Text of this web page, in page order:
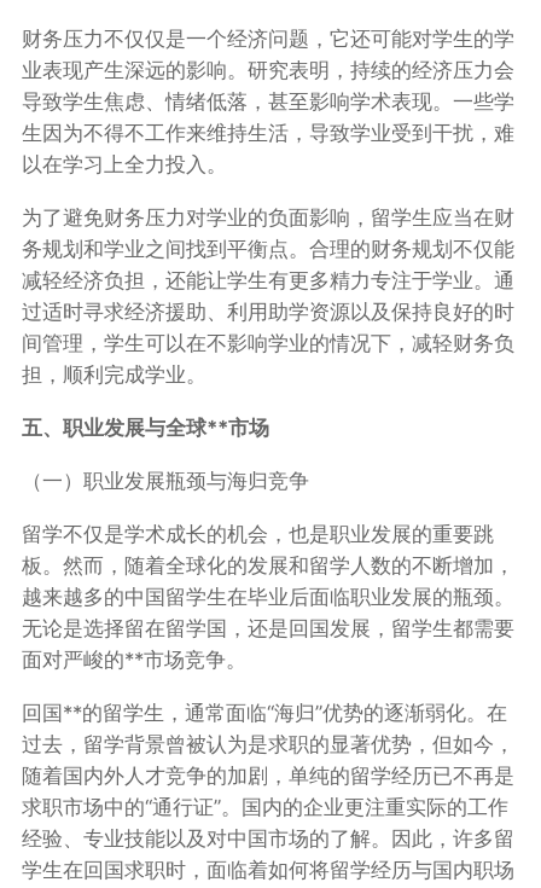
财务压力不仅仅是一个经济问题，它还可能对学生的学
业表现产生深远的影响。研究表明，持续的经济压力会
导致学生焦虑、情绪低落，甚至影响学术表现。一些学
生因为不得不工作来维持生活，导致学业受到干扰，难
以在学习上全力投入。
为了避免财务压力对学业的负面影响，留学生应当在财
务规划和学业之间找到平衡点。合理的财务规划不仅能
减轻经济负担，还能让学生有更多精力专注于学业。通
过适时寻求经济援助、利用助学资源以及保持良好的时
间管理，学生可以在不影响学业的情况下，减轻财务负
担，顺利完成学业。
五、职业发展与全球**市场
（一）职业发展瓶颈与海归竞争
留学不仅是学术成长的机会，也是职业发展的重要跳
板。然而，随着全球化的发展和留学人数的不断增加，
越来越多的中国留学生在毕业后面临职业发展的瓶颈。
无论是选择留在留学国，还是回国发展，留学生都需要
面对严峻的**市场竞争。
回国**的留学生，通常面临“海归”优势的逐渐弱化。在
过去，留学背景曾被认为是求职的显著优势，但如今，
随着国内外人才竞争的加剧，单纯的留学经历已不再是
求职市场中的“通行证”。国内的企业更注重实际的工作
经验、专业技能以及对中国市场的了解。因此，许多留
学生在回国求职时，面临着如何将留学经历与国内职场